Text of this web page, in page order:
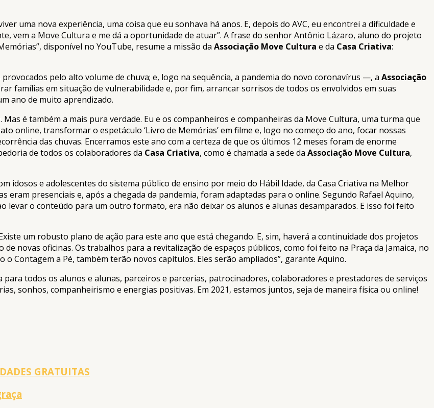
uma nova experiência, uma coisa que eu sonhava há anos. E, depois do AVC, eu encontrei a dificuldade e
vem a Move Cultura e me dá a oportunidade de atuar”. A frase do senhor Antônio Lázaro, aluno do projeto
disponível no YouTube, resume a missão da Associação Move Cultura e da Casa Criativa:
pelo alto volume de chuva; e, logo na sequência, a pandemia do novo coronavírus —, a Associação
famílias em situação de vulnerabilidade e, por fim, arrancar sorrisos de todos os envolvidos em suas
ano de muito aprendizado.
é também a mais pura verdade. Eu e os companheiros e companheiras da Move Cultura, uma turma que
online, transformar o espetáculo ‘Livro de Memórias’ em filme e, logo no começo do ano, focar nossas
das chuvas. Encerramos este ano com a certeza de que os últimos 12 meses foram de enorme
de todos os colaboradores da Casa Criativa, como é chamada a sede da Associação Move Cultura,
idosos e adolescentes do sistema público de ensino por meio do Hábil Idade, da Casa Criativa na Melhor
eram presenciais e, após a chegada da pandemia, foram adaptadas para o online. Segundo Rafael Aquino,
levar o conteúdo para um outro formato, era não deixar os alunos e alunas desamparados. E isso foi feito
um robusto plano de ação para este ano que está chegando. E, sim, haverá a continuidade dos projetos
novas oficinas. Os trabalhos para a revitalização de espaços públicos, como foi feito na Praça da Jamaica, no
Contagem a Pé, também terão novos capítulos. Eles serão ampliados”, garante Aquino.
para todos os alunos e alunas, parceiros e parcerias, patrocinadores, colaboradores e prestadores de serviços
sonhos, companheirismo e energias positivas. Em 2021, estamos juntos, seja de maneira física ou online!
GRATUITAS